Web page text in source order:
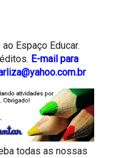
ao Espaço Educar.
E-mail para
todas as nossas